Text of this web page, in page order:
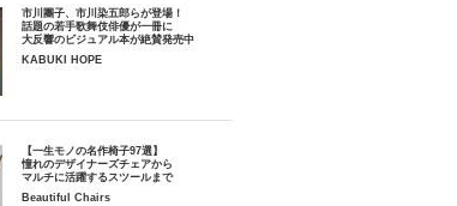
市川團子、市川染五郎らが登場！
話題の若手歌舞伎俳優が一冊に
大反響のビジュアル本が絶賛発売中
KABUKI HOPE
【一生モノの名作椅子97選】
憧れのデザイナーズチェアから
マルチに活躍するスツールまで
Beautiful Chairs